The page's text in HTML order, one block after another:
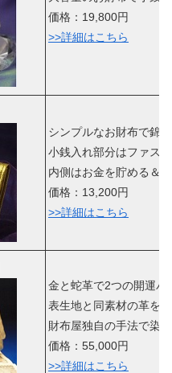
価格：19,800円
>>詳細はこちら
シンプルなお財布で錦
小銭入れ部分はファス
内側はお金を貯める＆
価格：13,200円
>>詳細はこちら
金と蛇革で2つの開運パ
表生地と同素材の革を
財布屋独自の手法で染
価格：55,000円
>>詳細はこちら